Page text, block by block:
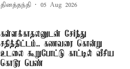
தினத்தந்தி 05 Aug 2026
கள்ளக்காதலனுடன் சேர்ந்து
சதித்திட்டம்.. கணவரை கொன்று
உடலை கூறுபோட்டு காட்டில் வீசிய
கொடூர பெண்